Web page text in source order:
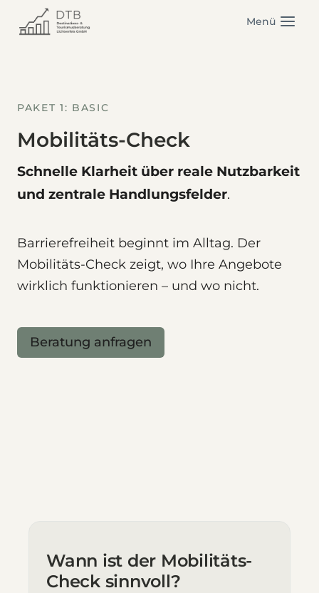
Inhalt
Menü
PAKET 1: BASIC
Mobilitäts-Check
Schnelle Klarheit über reale Nutzbarkeit
und zentrale Handlungsfelder.
Barrierefreiheit beginnt im Alltag. Der
Mobilitäts-Check zeigt, wo Ihre Angebote
wirklich funktionieren – und wo nicht.
Beratung anfragen
Wann ist der Mobilitäts-
Check sinnvoll?